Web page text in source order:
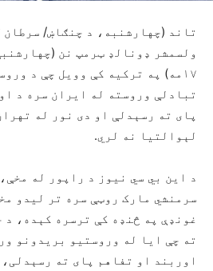
ولسمشر ډونالډ ټرمپ نن
۱۷مه) په ترکیه کې وویل چې د
تبادلې وروسته له ایران سره د
پای ته رسېدلې او دی نور له
لېوالتیا نه لري.
د این بي سي نیوز د راپور له
سرمنشي مارک روټې سره تر لیدو
غونډې په څنډه کې ترسره کېده، د
ته چې ایا له وروستیو بریدونو
اوربند او تفاهم پای ته